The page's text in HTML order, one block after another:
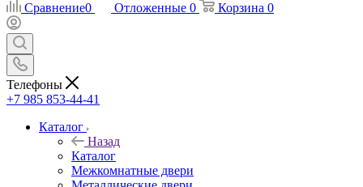
Сравнение0 Отложенные 0 Корзина 0
Телефоны
+7 985 853-44-41
Каталог
Назад
Каталог
Межкомнатные двери